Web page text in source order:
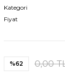
Kategori
Fiyat
%62 0,00